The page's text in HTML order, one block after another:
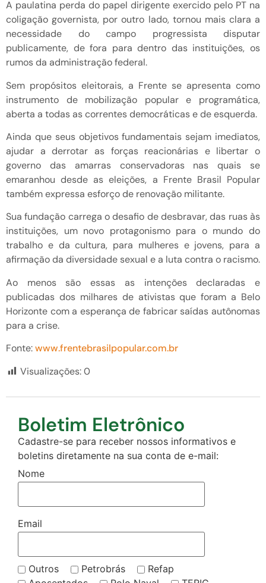
A paulatina perda do papel dirigente exercido pelo PT na
coligação governista, por outro lado, tornou mais clara a
necessidade do campo progressista disputar
publicamente, de fora para dentro das instituições, os
rumos da administração federal.
Sem propósitos eleitorais, a Frente se apresenta como
instrumento de mobilização popular e programática,
aberta a todas as correntes democráticas e de esquerda.
Ainda que seus objetivos fundamentais sejam imediatos,
ajudar a derrotar as forças reacionárias e libertar o
governo das amarras conservadoras nas quais se
emaranhou desde as eleições, a Frente Brasil Popular
também expressa esforço de renovação militante.
Sua fundação carrega o desafio de desbravar, das ruas às
instituições, um novo protagonismo para o mundo do
trabalho e da cultura, para mulheres e jovens, para a
afirmação da diversidade sexual e a luta contra o racismo.
Ao menos são essas as intenções declaradas e
publicadas dos milhares de ativistas que foram a Belo
Horizonte com a esperança de fabricar saídas autônomas
para a crise.
Fonte:www.frentebrasilpopular.com.br
Visualizações:0
Boletim Eletrônico
Cadastre-se para receber nossos informativos e
boletins diretamente na sua conta de e-mail:
Nome
Email
Outros Petrobrás
Refap